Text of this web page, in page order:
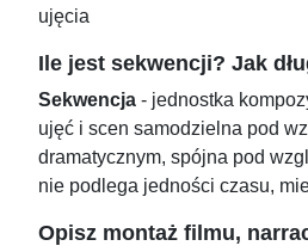
ujęcia
Ile jest sekwencji? Jak
Sekwencja - jednostka
ujęć i scen samodzielna pod
dramatycznym, spójna pod
nie podlega jedności czasu,
Opisz montaż filmu,